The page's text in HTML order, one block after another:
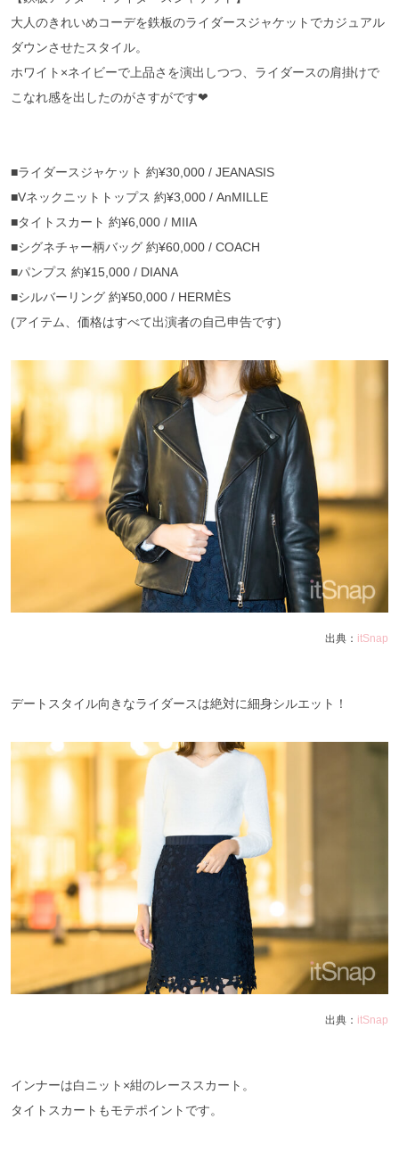
大人のきれいめコーデを鉄板のライダースジャケットでカジュアル
ダウンさせたスタイル。
ホワイト×ネイビーで上品さを演出しつつ、ライダースの肩掛けで
こなれ感を出したのがさすがです❤︎
■ライダースジャケット 約¥30,000 / JEANASIS
■Vネックニットトップス 約¥3,000 / AnMILLE
■タイトスカート 約¥6,000 / MIIA
■シグネチャー柄バッグ 約¥60,000 / COACH
■パンプス 約¥15,000 / DIANA
■シルバーリング 約¥50,000 / HERMÈS
(アイテム、価格はすべて出演者の自己申告です)
出典： itSnap
デートスタイル向きなライダースは絶対に細身シルエット！
出典： itSnap
インナーは白ニット×紺のレーススカート。
タイトスカートもモテポイントです。